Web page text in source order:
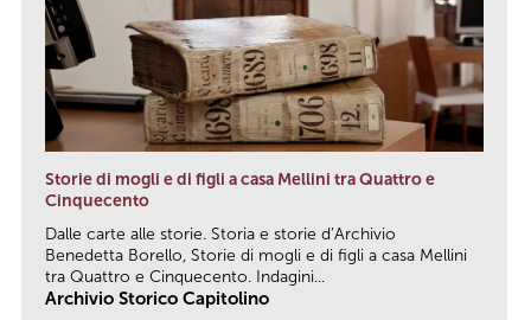
Storie di mogli e di figli a casa Mellini tra Quattro e
Cinquecento
Dalle carte alle storie. Storia e storie d’Archivio
Benedetta Borello, Storie di mogli e di figli a casa Mellini
tra Quattro e Cinquecento. Indagini...
Archivio Storico Capitolino